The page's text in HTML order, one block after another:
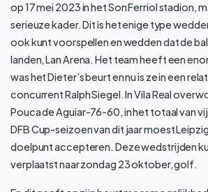
op 17 mei 2023 in het Son Ferriol stadion,
serieuze kader. Dit is het enige type
ook kunt voorspellen en wedden dat de
landen, Lan Arena. Het team heeft een
was het Dieter’s beurt en nu is ze in een
concurrent Ralph Siegel. In Vila Real
Pouca de Aguiar-76-60, in het totaal van
DFB Cup-seizoen van dit jaar moest
doelpunt accepteren. Deze wedstrijden
verplaatst naar zondag 23 oktober, golf.